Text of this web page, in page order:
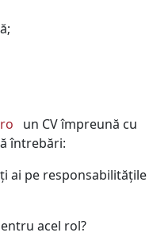
un CV împreună cu
întrebări:
pe responsabilitățile
acel rol?